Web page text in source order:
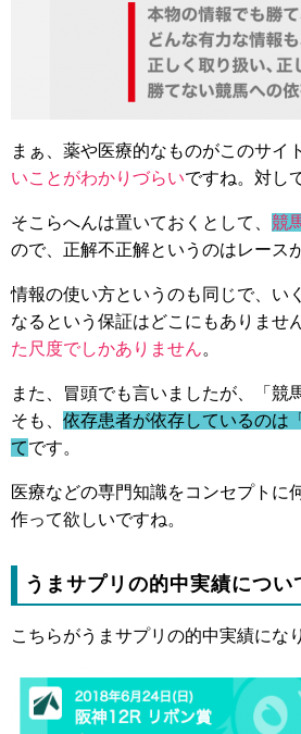
まぁ、薬や医療的なものがこのサイ
いことがわかりづらいですね。対し
そこらへんは置いておくとして、 競
ので、正解不正解というのはレース
情報の使い方というのも同じで、い
なるという保証はどこにもありませ
た尺度でしかありません。
また、冒頭でも言いましたが、「競
そも、 依存患者が依存しているのは
てです。
医療などの専門知識をコンセプトに
作って欲しいですね。
うまサプリの的中実績につい
こちらがうまサプリの的中実績にな